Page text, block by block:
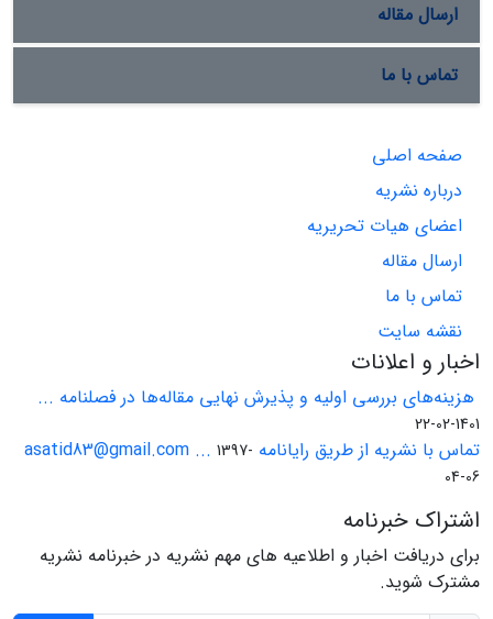
ارسال مقاله
تماس با ما
صفحه اصلی
درباره نشریه
اعضای هیات تحریریه
ارسال مقاله
تماس با ما
نقشه سایت
اخبار و اعلانات
هزینه‌های بررسی اولیه و پذیرش نهایی مقاله‌ها در فصلنامه ...
1401-02-22
تماس با نشریه از طریق رایانامه asatid83@gmail.com ... 1397-
04-06
اشتراک خبرنامه
برای دریافت اخبار و اطلاعیه های مهم نشریه در خبرنامه نشریه
مشترک شوید.